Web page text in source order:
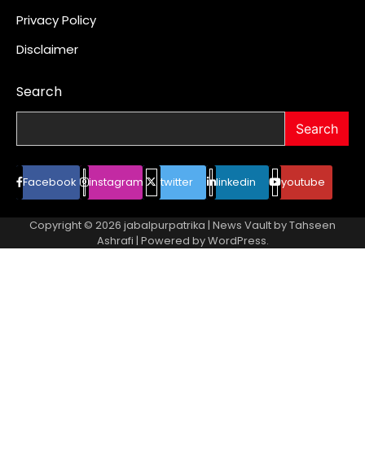
Privacy Policy
Disclaimer
Search
Search
Facebook instagram twitter linkedin youtube
Copyright © 2026 jabalpurpatrika | News Vault byTahseen
Ashrafi | Powered byWordPress.